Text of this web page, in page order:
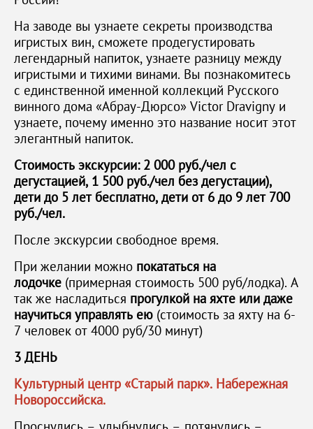
На заводе вы узнаете секреты производства
игристых вин, сможете продегустировать
легендарный напиток, узнаете разницу между
игристыми и тихими винами. Вы познакомитесь
с единственной именной коллекций Русского
винного дома «Абрау-Дюрсо» Victor Dravigny и
узнаете, почему именно это название носит этот
элегантный напиток.
Стоимость экскурсии: 2 000 руб./чел с
дегустацией, 1 500 руб./чел без дегустации),
дети до 5 лет бесплатно, дети от 6 до 9 лет 700
руб./чел.
После экскурсии свободное время.
При желании можно покататься на
лодочке (примерная стоимость 500 руб/лодка). А
так же насладиться прогулкой на яхте или даже
научиться управлять ею (стоимость за яхту на 6-
7 человек от 4000 руб/30 минут)
3 ДЕНЬ
Культурный центр «Старый парк». Набережная
Новороссийска.